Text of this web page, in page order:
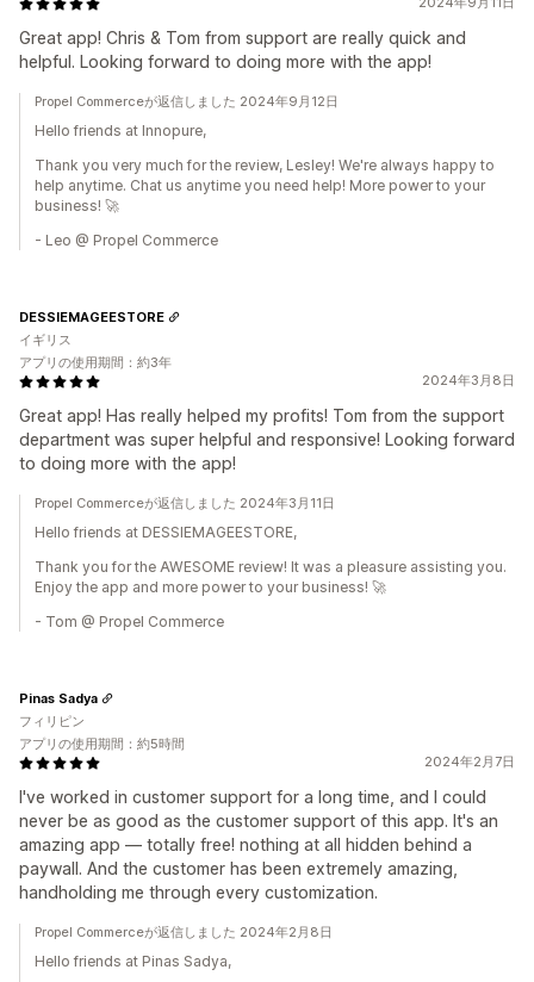
Great app! Chris & Tom from support are really quick and
helpful. Looking forward to doing more with the app!
Propel Commerceが返信しました 2024年9月12日
Hello friends at Innopure,
Thank you very much for the review, Lesley! We're always happy to
help anytime. Chat us anytime you need help! More power to your
business! 🚀
- Leo @ Propel Commerce
2024年3月8日
Great app! Has really helped my profits! Tom from the support
department was super helpful and responsive! Looking forward
to doing more with the app!
DESSIEMAGEESTORE
イギリス
アプリの使用期間：約3年
Propel Commerceが返信しました 2024年3月11日
Hello friends at DESSIEMAGEESTORE,
Thank you for the AWESOME review! It was a pleasure assisting you.
Enjoy the app and more power to your business! 🚀
- Tom @ Propel Commerce
2024年2月7日
I've worked in customer support for a long time, and I could
never be as good as the customer support of this app. It's an
amazing app — totally free! nothing at all hidden behind a
paywall. And the customer has been extremely amazing,
handholding me through every customization.
Pinas Sadya
フィリピン
アプリの使用期間：約5時間
Propel Commerceが返信しました 2024年2月8日
Hello friends at Pinas Sadya,